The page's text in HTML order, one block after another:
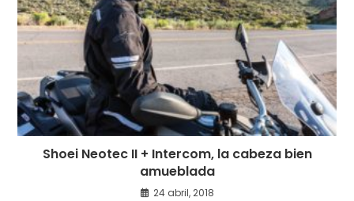
Shoei Neotec II + Intercom, la cabeza bien
amueblada
24 abril, 2018